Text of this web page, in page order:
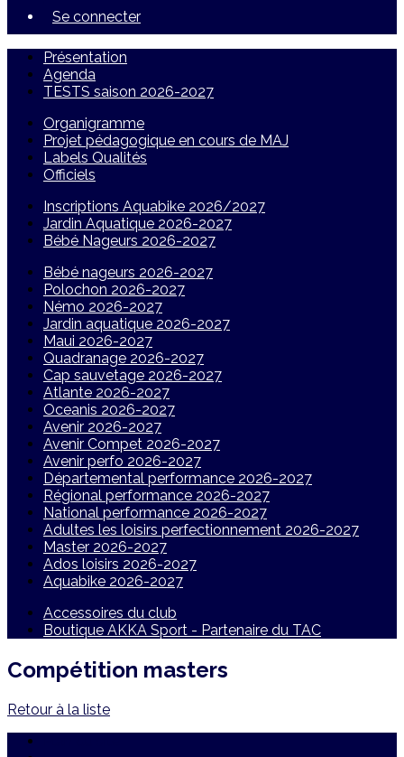
Se connecter
Présentation
Agenda
TESTS saison 2026-2027
Organigramme
Projet pédagogique en cours de MAJ
Labels Qualités
Officiels
Inscriptions Aquabike 2026/2027
Jardin Aquatique 2026-2027
Bébé Nageurs 2026-2027
Bébé nageurs 2026-2027
Polochon 2026-2027
Némo 2026-2027
Jardin aquatique 2026-2027
Maui 2026-2027
Quadranage 2026-2027
Cap sauvetage 2026-2027
Atlante 2026-2027
Oceanis 2026-2027
Avenir 2026-2027
Avenir Compet 2026-2027
Avenir perfo 2026-2027
Départemental performance 2026-2027
Régional performance 2026-2027
National performance 2026-2027
Adultes les loisirs perfectionnement 2026-2027
Master 2026-2027
Ados loisirs 2026-2027
Aquabike 2026-2027
Accessoires du club
Boutique AKKA Sport - Partenaire du TAC
Compétition masters
Retour à la liste